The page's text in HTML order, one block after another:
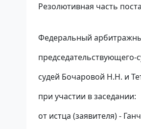
Резолютивная часть
Федеральный
судей Бочаровой Н.Н. и
при участии в заседании:
от истца (заявителя) -